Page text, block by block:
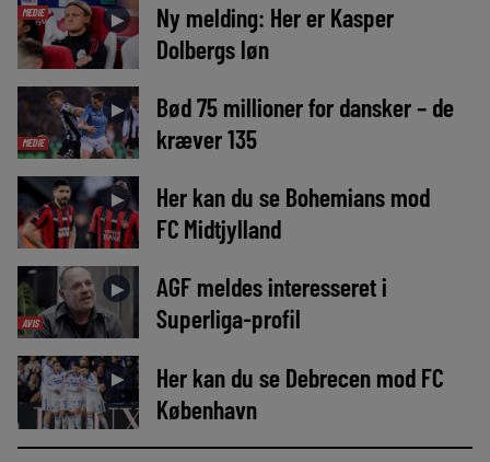
MEDIE ►
Ny melding: Her er Kasper
Dolbergs løn
MEDIE
►
Bød 75 millioner for dansker – de
kræver 135
►
Her kan du se Bohemians mod
FC Midtjylland
AVIS
►
AGF meldes interesseret i
Superliga-profil
►
Her kan du se Debrecen mod FC
København